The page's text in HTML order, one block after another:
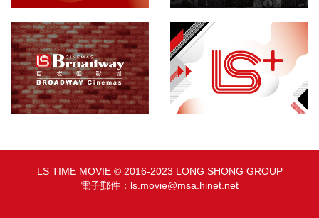
百老匯影城 敬請期待
LS TIME MOVIE © 2016-2023 LONG SHONG GROUP
電子郵件： ls.movie@msa.hinet.net